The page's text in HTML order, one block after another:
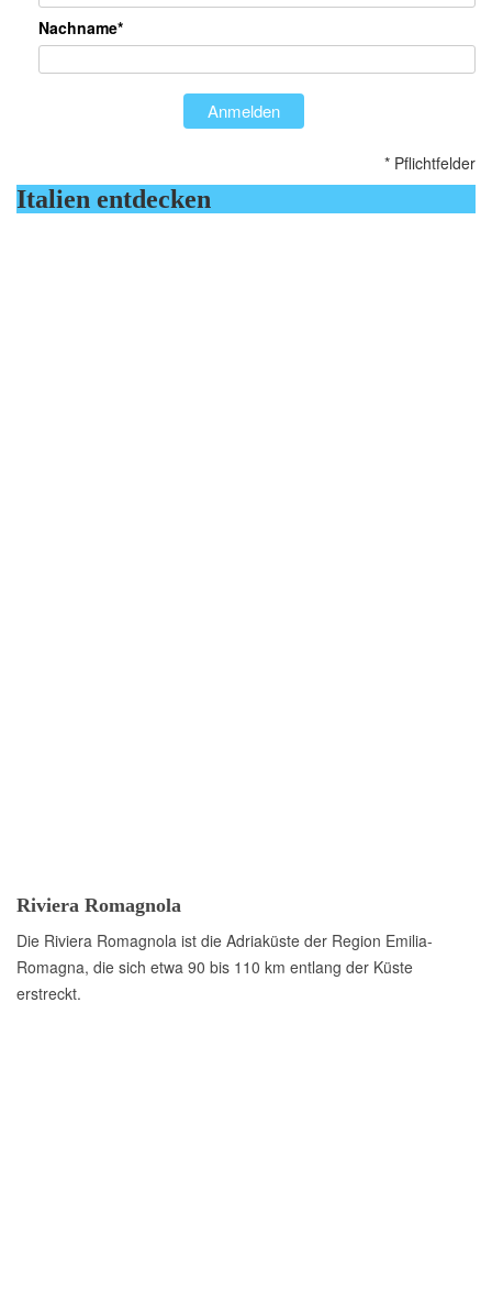
Nachname*
Anmelden
* Pflichtfelder
Italien entdecken
Riviera Romagnola
Die Riviera Romagnola ist die Adriaküste der Region Emilia-
Romagna, die sich etwa 90 bis 110 km entlang der Küste
erstreckt.